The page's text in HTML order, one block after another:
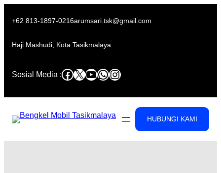
+62 813-1897-0216arumsari.tsk@gmail.com
Haji Mashudi, Kota Tasikmalaya
Sosial Media :Facebook
X YouTube
WhatsApp
Instagram
HUBUNGI KAMI